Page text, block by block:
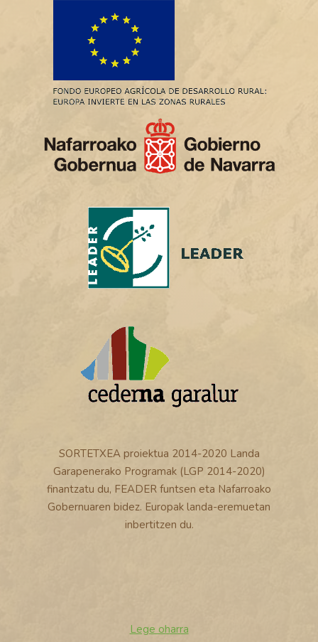
SORTETXEA proiektua 2014-2020 Landa
Garapenerako Programak (LGP 2014-2020)
finantzatu du, FEADER funtsen eta Nafarroako
Gobernuaren bidez. Europak landa-eremuetan
inbertitzen du.
Lege oharra